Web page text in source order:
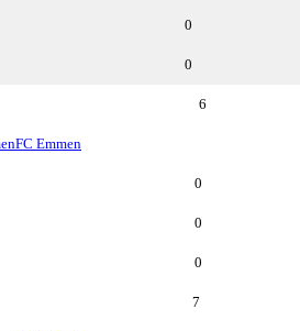
0
0
6
FC Emmen
0
0
0
7